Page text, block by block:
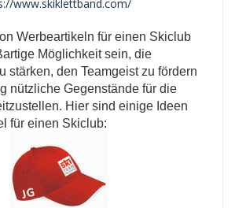
www.skiklettband.com/
Werbeartikeln für einen Skiclub
Möglichkeit sein, die
stärken, den Teamgeist zu fördern
nützliche Gegenstände für die
Hier sind einige Ideen
für einen Skiclub: